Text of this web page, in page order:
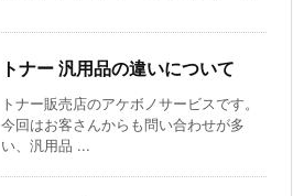
トナー 汎用品の違いについて
トナー販売店のアケボノサービスです。
今回はお客さんからも問い合わせが多
い、汎用品 ...